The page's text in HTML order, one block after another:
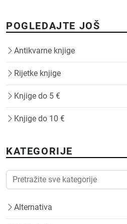
POGLEDAJTE JOŠ
Antikvarne knjige
Rijetke knjige
Knjige do 5 €
Knjige do 10 €
KATEGORIJE
Alternativa